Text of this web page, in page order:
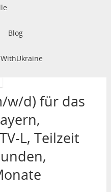
Blog
w/d) für das
L, Teilzeit